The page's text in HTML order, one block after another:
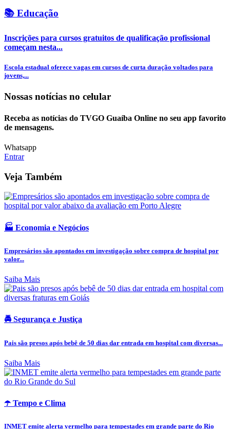
📚 Educação
Inscrições para cursos gratuitos de qualificação profissional
começam nesta...
Escola estadual oferece vagas em cursos de curta duração voltados para
jovens,...
Nossas notícias no celular
Receba as notícias do TVGO Guaíba Online no seu app favorito
de mensagens.
Whatsapp
Entrar
Veja Também
🏭 Economia e Negócios
Empresários são apontados em investigação sobre compra de hospital por
valor...
Saiba Mais
🚔 Segurança e Justiça
Pais são presos após bebê de 50 dias dar entrada em hospital com diversas...
Saiba Mais
☂️ Tempo e Clima
INMET emite alerta vermelho para tempestades em grande parte do Rio